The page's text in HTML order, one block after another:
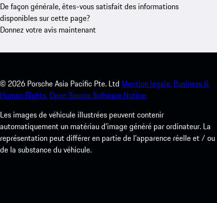
De façon générale, êtes-vous satisfait des informations
disponibles sur cette page?
Donnez votre avis maintenant
© 2026 Porsche Asia Pacific Pte. Ltd Mention légale. Business &
Human Rights.Open Source Software Notice.
Les images de véhicule illustrées peuvent contenir
automatiquement un matériau d'image généré par ordinateur. La
représentation peut différer en partie de l'apparence réelle et / ou
de la substance du véhicule.